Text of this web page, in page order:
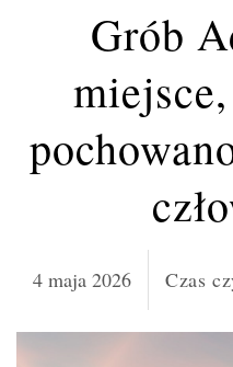
Grób
4 maja 2026 Czas